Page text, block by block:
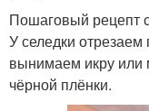
Пошаговый рецепт
У селедки
вынимаем икру или
чёрной плёнки.